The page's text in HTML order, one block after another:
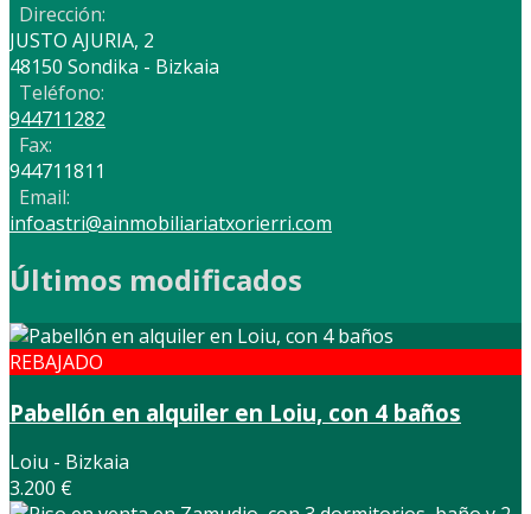
Dirección:
JUSTO AJURIA, 2
48150 Sondika - Bizkaia
Teléfono:
944711282
Fax:
944711811
Email:
infoastri@ainmobiliariatxorierri.com
Últimos modificados
REBAJADO
Pabellón en alquiler en Loiu, con 4 baños
Loiu - Bizkaia
3.200 €